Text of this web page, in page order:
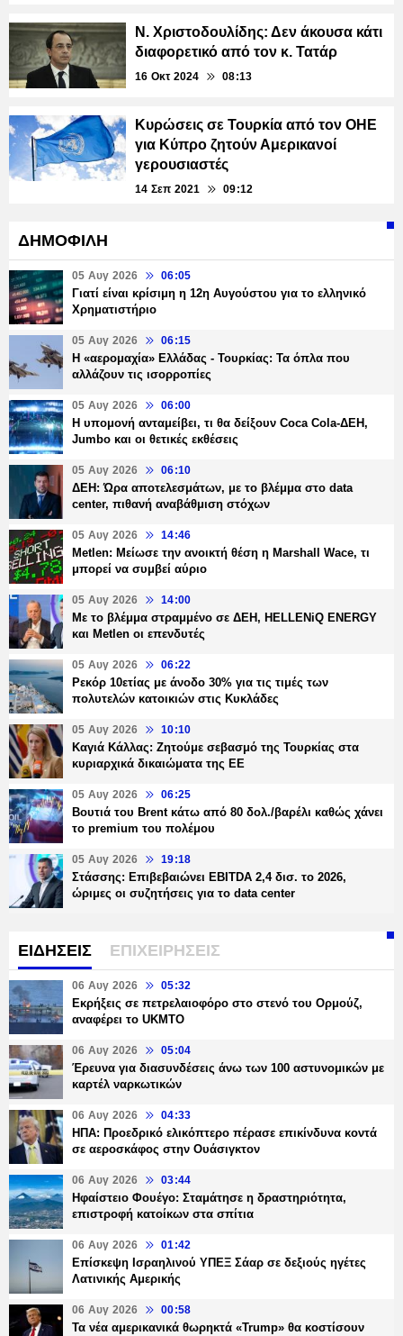
Ν. Χριστοδουλίδης: Δεν άκουσα κάτι
διαφορετικό από τον κ. Τατάρ
16 Οκτ 2024 08:13
Κυρώσεις σε Τουρκία από τον ΟΗΕ
για Κύπρο ζητούν Αμερικανοί
γερουσιαστές
14 Σεπ 2021 09:12
ΔΗΜΟΦΙΛΗ
05 Αυγ 2026 06:05
Γιατί είναι κρίσιμη η 12η Αυγούστου για το ελληνικό
Χρηματιστήριο
05 Αυγ 2026 06:15
Η «αερομαχία» Ελλάδας - Τουρκίας: Τα όπλα που
αλλάζουν τις ισορροπίες
05 Αυγ 2026 06:00
Η υπομονή ανταμείβει, τι θα δείξουν Coca Cola-ΔΕΗ,
Jumbo και οι θετικές εκθέσεις
05 Αυγ 2026 06:10
ΔΕΗ: Ώρα αποτελεσμάτων, με το βλέμμα στο data
center, πιθανή αναβάθμιση στόχων
05 Αυγ 2026 14:46
Metlen: Μείωσε την ανοικτή θέση η Marshall Wace, τι
μπορεί να συμβεί αύριο
05 Αυγ 2026 14:00
Με το βλέμμα στραμμένο σε ΔΕΗ, HELLENiQ ENERGY
και Metlen οι επενδυτές
05 Αυγ 2026 06:22
Ρεκόρ 10ετίας με άνοδο 30% για τις τιμές των
πολυτελών κατοικιών στις Κυκλάδες
05 Αυγ 2026 10:10
Καγιά Κάλλας: Ζητούμε σεβασμό της Τουρκίας στα
κυριαρχικά δικαιώματα της ΕΕ
05 Αυγ 2026 06:25
Βουτιά του Brent κάτω από 80 δολ./βαρέλι καθώς χάνει
το premium του πολέμου
05 Αυγ 2026 19:18
Στάσσης: Επιβεβαιώνει EBITDA 2,4 δισ. το 2026,
ώριμες οι συζητήσεις για το data center
ΕΙΔΗΣΕΙΣ ΕΠΙΧΕΙΡΗΣΕΙΣ
06 Αυγ 2026 05:32
Εκρήξεις σε πετρελαιοφόρο στο στενό του Ορμούζ,
αναφέρει το UKMTO
06 Αυγ 2026 05:04
Έρευνα για διασυνδέσεις άνω των 100 αστυνομικών με
καρτέλ ναρκωτικών
06 Αυγ 2026 04:33
ΗΠΑ: Προεδρικό ελικόπτερο πέρασε επικίνδυνα κοντά
σε αεροσκάφος στην Ουάσιγκτον
06 Αυγ 2026 03:44
Ηφαίστειο Φουέγο: Σταμάτησε η δραστηριότητα,
επιστροφή κατοίκων στα σπίτια
06 Αυγ 2026 01:42
Επίσκεψη Ισραηλινού ΥΠΕΞ Σάαρ σε δεξιούς ηγέτες
Λατινικής Αμερικής
06 Αυγ 2026 00:58
Τα νέα αμερικανικά θωρηκτά «Trump» θα κοστίσουν